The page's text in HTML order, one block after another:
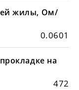
жилы, Ом/
0.0601
на
472